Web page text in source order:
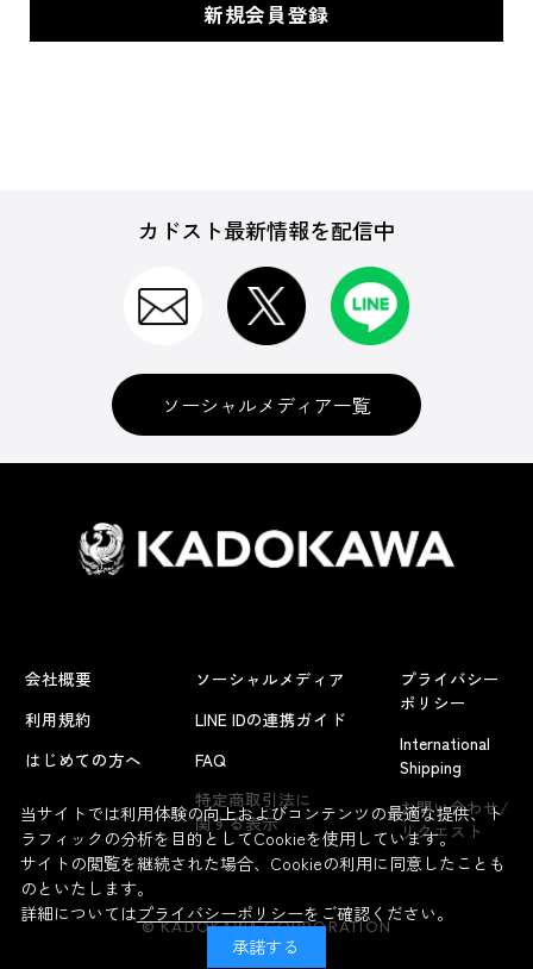
カドスト最新情報を配信中
ソーシャルメディア一覧
会社概要
利用規約
はじめての方へ
ソーシャルメディア
LINE IDの連携ガイド
FAQ
特定商取引法に
関する表示
プライバシー
ポリシー
International
Shipping
お問い合わせ/
リクエスト
© KADOKAWA CORPORATION
当サイトでは利用体験の向上およびコンテンツの最適な提供、ト
ラフィックの分析を目的としてCookieを使用しています。
サイトの閲覧を継続された場合、Cookieの利用に同意したことも
のといたします。
詳細についてはプライバシーポリシーをご確認ください。
承諾する